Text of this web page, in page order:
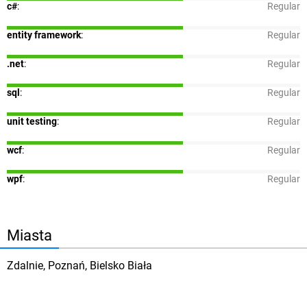
c#: Regular
entity framework: Regular
.net: Regular
sql : Regular
unit testing: Regular
wcf: Regular
wpf: Regular
Miasta
Zdalnie, Poznań, Bielsko Biała